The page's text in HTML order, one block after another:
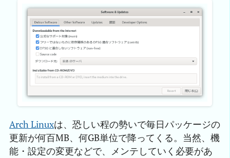
Arch Linuxは、恐しい程の勢いで毎日パッケージの
更新が何百MB、何GB単位で降ってくる。当然、機
能・設定の変更などで、メンテしていく必要があ